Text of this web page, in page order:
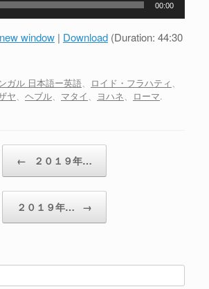
00:00
window | Download (Duration: 44:30
ガル 日本語ー英語、 ロイド・フラハティ、
ヤ、 ヘブル、 マタイ、 ヨハネ、 ローマ.
← ２０１９年…
２０１９年… →